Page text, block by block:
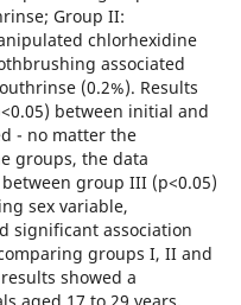
Group II:
chlorhexidine
associated
(0.2%). Results
between initial and
- no matter the
groups, the data
group III (p<0.05)
sex variable,
significant association
groups I, II and
showed a